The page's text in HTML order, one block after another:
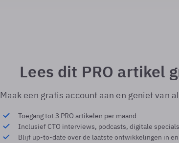
Lees dit PRO artikel
Maak een gratis account aan en geniet van
Toegang tot 3 PRO artikelen per maand
Inclusief CTO interviews, podcasts, digitale
Blijf up-to-date over de laatste ontwikkelingen in